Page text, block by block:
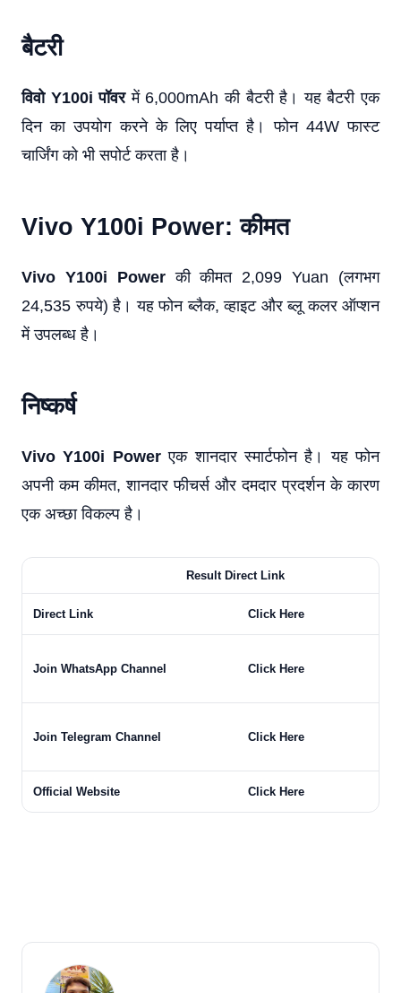
बैटरी
विवो Y100i पॉवरमें 6,000mAh की बैटरी है। यह बैटरी एक
दिन का उपयोग करने के लिए पर्याप्त है। फोन 44W फास्ट
चार्जिंग को भी सपोर्ट करता है।
Vivo Y100i Power: कीमत
Vivo Y100i Powerकी कीमत 2,099 Yuan (लगभग
24,535 रुपये) है। यह फोन ब्लैक, व्हाइट और ब्लू कलर ऑप्शन
में उपलब्ध है।
निष्कर्ष
Vivo Y100i Powerएक शानदार स्मार्टफोन है। यह फोन
अपनी कम कीमत, शानदार फीचर्स और दमदार प्रदर्शन के कारण
एक अच्छा विकल्प है।
Result Direct Link
Direct Link Click Here
Join WhatsApp Channel Click Here
Join Telegram Channel Click Here
Official Website Click Here